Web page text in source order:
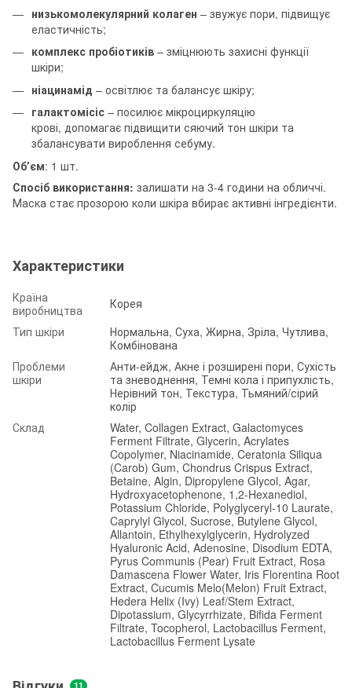
низькомолекулярний колаген – звужує пори, підвищує
еластичність;
комплекс пробіотиків – зміцнюють захисні функції
шкіри;
ніацинамід – освітлює та балансує шкіру;
галактомісіс – посилює мікроциркуляцію
крові, допомагає підвищити сяючий тон шкіри та
збалансувати вироблення себуму.
Обʼєм: 1 шт.
Спосіб використання: залишати на 3-4 години на обличчі.
Маска стає прозорою коли шкіра вбирає активні інгредієнти.
Характеристики
Країна
виробництва
Корея
Тип шкіри
Нормальна, Суха, Жирна, Зріла, Чутлива,
Комбінована
Проблеми
шкіри
Анти-ейдж, Акне і розширені пори, Сухість
та зневоднення, Темні кола і припухлість,
Нерівний тон, Текстура, Тьмяний/сірий
колір
Склад
Water, Collagen Extract, Galactomyces
Ferment Filtrate, Glycerin, Acrylates
Copolymer, Niacinamide, Ceratonia Siliqua
(Carob) Gum, Chondrus Crispus Extract,
Betaine, Algin, Dipropylene Glycol, Agar,
Hydroxyacetophenone, 1,2-Hexanediol,
Potassium Chloride, Polyglyceryl-10 Laurate,
Caprylyl Glycol, Sucrose, Butylene Glycol,
Allantoin, Ethylhexylglycerin, Hydrolyzed
Hyaluronic Acid, Adenosine, Disodium EDTA,
Pyrus Communis (Pear) Fruit Extract, Rosa
Damascena Flower Water, Iris Florentina Root
Extract, Cucumis Melo(Melon) Fruit Extract,
Hedera Helix (Ivy) Leaf/Stem Extract,
Dipotassium, Glycyrrhizate, Bifida Ferment
Filtrate, Tocopherol, Lactobacillus Ferment,
Lactobacillus Ferment Lysate
11